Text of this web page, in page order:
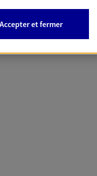
Accepter et fermer